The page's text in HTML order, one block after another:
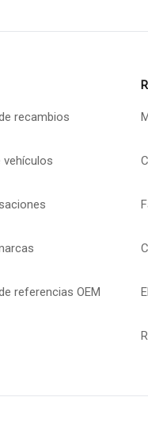
recambios
vehículos
referencias OEM